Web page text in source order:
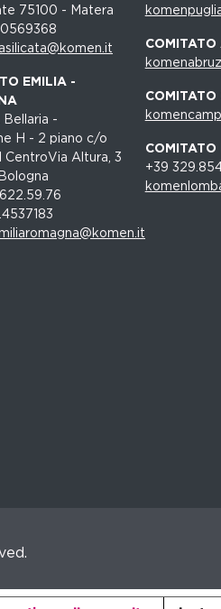
75100 - Matera
EMILIA -
-
H - 2 piano c/o
CentroVia Altura, 3
COMITATO
COMITATO
COMITATO
+39